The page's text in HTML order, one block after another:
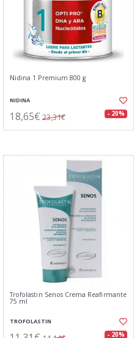
Nidina 1 Premium 800 g
NIDINA
18,65€ 23,31€ - 20%
Trofolastin Senos Crema Reafirmante
75 ml
TROFOLASTIN
- 20%